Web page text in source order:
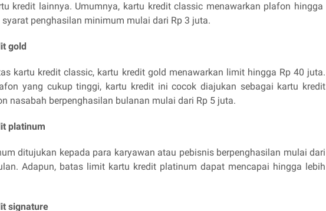
kredit lainnya. Umumnya, kartu kredit classic menawarkan plafon hingga
syarat penghasilan minimum mulai dari Rp 3 juta.
gold
kartu kredit classic, kartu kredit gold menawarkan limit hingga Rp 40 juta.
yang cukup tinggi, kartu kredit ini cocok diajukan sebagai kartu kredit
nasabah berpenghasilan bulanan mulai dari Rp 5 juta.
platinum
ditujukan kepada para karyawan atau pebisnis berpenghasilan mulai dari
Adapun, batas limit kartu kredit platinum dapat mencapai hingga lebih
signature